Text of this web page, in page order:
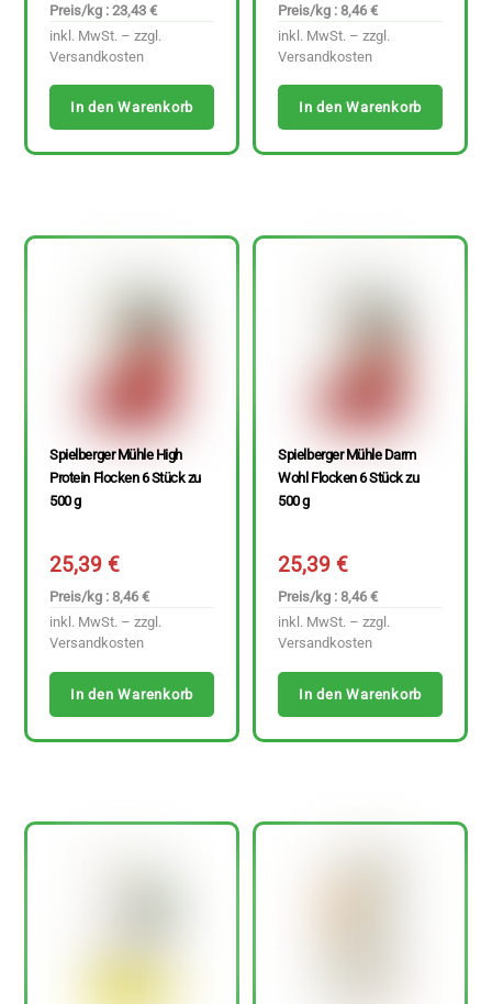
Preis/kg : 23,43 €
inkl. MwSt. – zzgl.
Versandkosten
In den Warenkorb
Preis/kg : 8,46 €
inkl. MwSt. – zzgl.
Versandkosten
In den Warenkorb
Spielberger Mühle High
Protein Flocken 6 Stück zu
500 g
25,39€
Preis/kg : 8,46 €
inkl. MwSt. – zzgl.
Versandkosten
In den Warenkorb
Spielberger Mühle Darm
Wohl Flocken 6 Stück zu
500 g
25,39€
Preis/kg : 8,46 €
inkl. MwSt. – zzgl.
Versandkosten
In den Warenkorb